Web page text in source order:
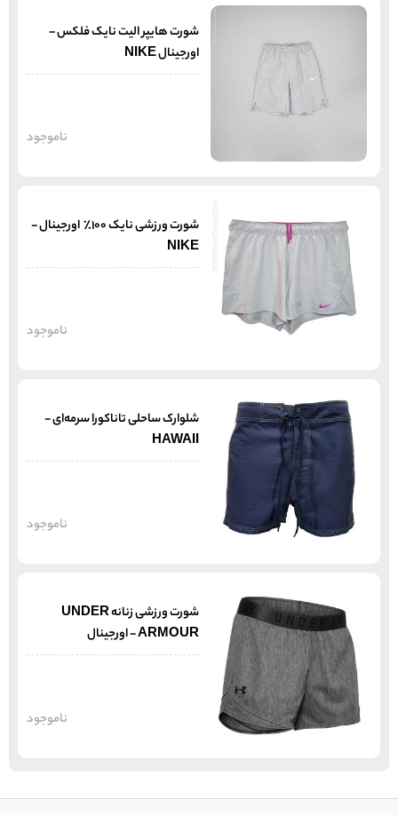
شورت هایپر الیت نایک فلکس -
اورجینال NIKE
ناموجود
شورت ورزشی نایک 100% اورجینال -
NIKE
ناموجود
شلوارک ساحلی تاناکورا سرمه‌ای -
HAWAII
ناموجود
شورت ورزشی زنانه UNDER
ARMOUR - اورجینال
ناموجود